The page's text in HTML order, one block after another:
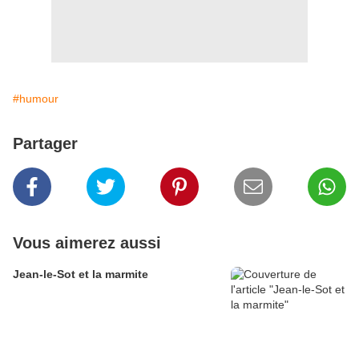
#humour
Partager
Vous aimerez aussi
Jean-le-Sot et la marmite